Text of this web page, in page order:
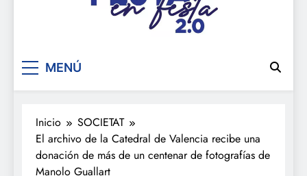
De festa en festa 2.0
MENÚ
Inicio
SOCIETAT
El archivo de la Catedral de Valencia recibe una
donación de más de un centenar de fotografías de
Manolo Guallart